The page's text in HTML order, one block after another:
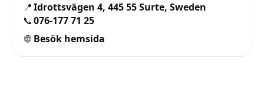
📍Idrottsvägen 4, 445 55 Surte, Sweden
📞076-177 71 25
🌐 Besök hemsida